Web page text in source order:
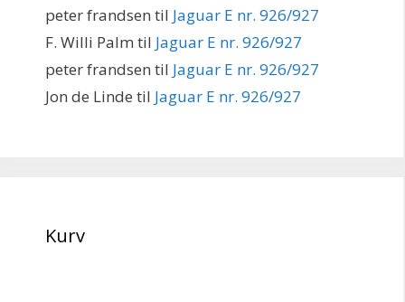
peter frandsen til Jaguar E nr. 926/927
F. Willi Palm til Jaguar E nr. 926/927
peter frandsen til Jaguar E nr. 926/927
Jon de Linde til Jaguar E nr. 926/927
Kurv